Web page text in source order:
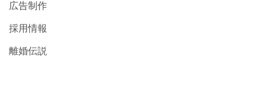
広告制作
採用情報
離婚伝説